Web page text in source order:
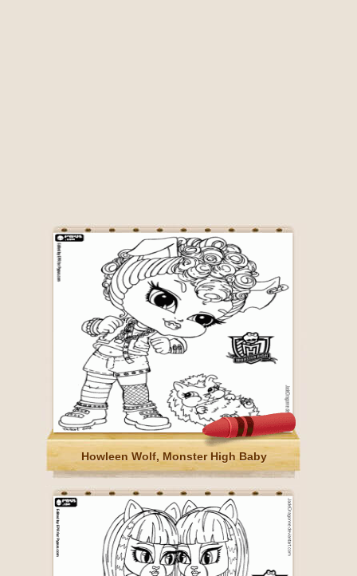
Howleen Wolf, Monster High Baby